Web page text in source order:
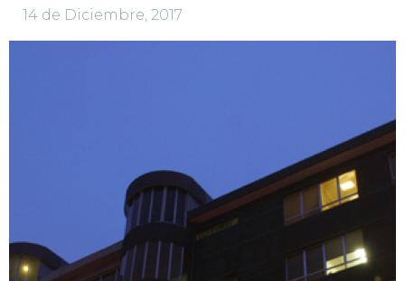
14 de Diciembre, 2017